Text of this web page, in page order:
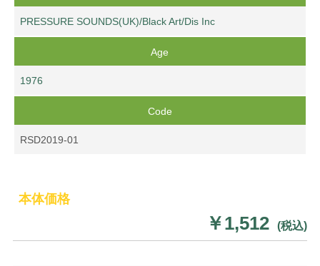
PRESSURE SOUNDS(UK)/Black Art/Dis Inc
Age
1976
Code
RSD2019-01
本体価格
￥1,512 (税込)